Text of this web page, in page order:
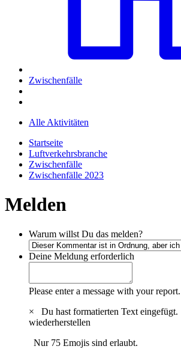
Zwischenfälle
Alle Aktivitäten
Startseite
Luftverkehrsbranche
Zwischenfälle
Zwischenfälle 2023
Melden
Warum willst Du das melden?
Deine Meldung erforderlich
Please enter a message with your report.
×
Du hast formatierten Text eingefügt.
wiederherstellen
Nur 75 Emojis sind erlaubt.